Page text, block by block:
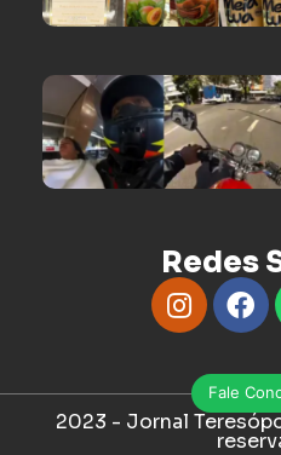
Fale
Redes
2023 - Jornal